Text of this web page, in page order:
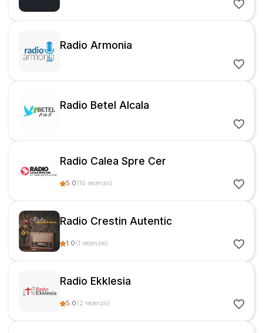
Radio Armonia
Radio Betel Alcala
Radio Calea Spre Cer
5.0 (10 recenzii)
Radio Crestin Autentic
1.0 (1 recenzie)
Radio Ekklesia
5.0 (2 recenzii)